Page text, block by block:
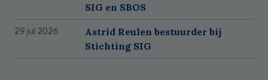
SIG en SBOS
29 jul 2026
Astrid Reulen bestuurder bij
Stichting SIG